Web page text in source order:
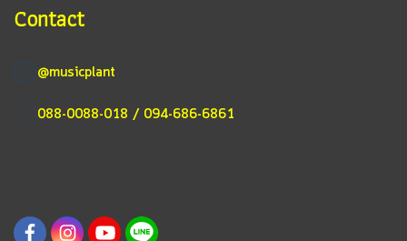
Contact
@musicplant
088-0088-018 / 094-686-6861